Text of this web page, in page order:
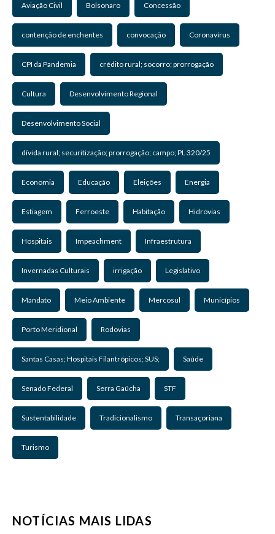
Aviação Civil Bolsonaro Concessão
contenção de enchentes convocação Coronavírus
CPI da Pandemia crédito rural; socorro; prorrogação
Cultura Desenvolvimento Regional
Desenvolvimento Social
dívida rural; securitização; prorrogação; campo; PL 320/25
Economia Educação Eleições Energia
Estiagem Ferroeste Habitação Hidrovias
Hospitais Impeachment Infraestrutura
Invernadas Culturais irrigação Legislativo
Mandato Meio Ambiente Mercosul Municípios
Porto Meridional Rodovias
Santas Casas; Hospitais Filantrópicos; SUS; Saúde
Senado Federal Serra Gaúcha STF
Sustentabilidade Tradicionalismo Transaçoriana
Turismo
NOTÍCIAS MAIS LIDAS